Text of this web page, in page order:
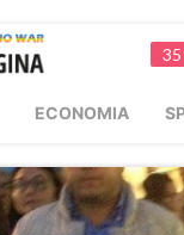
35
ECONOMIA